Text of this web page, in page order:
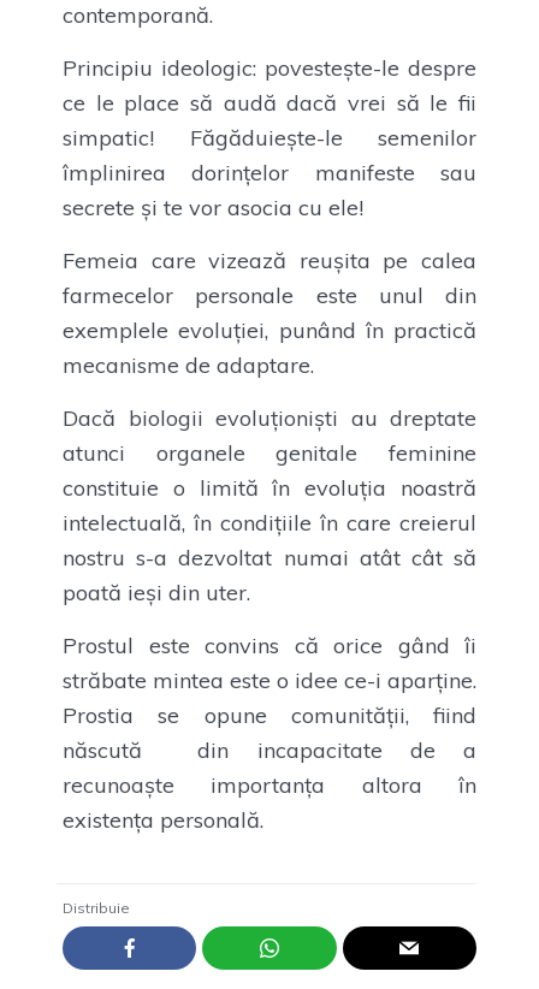
contemporană.
Principiu ideologic: povestește-le despre
ce le place să audă dacă vrei să le fii
simpatic! Făgăduiește-le semenilor
împlinirea dorințelor manifeste sau
secrete și te vor asocia cu ele!
Femeia care vizează reușita pe calea
farmecelor personale este unul din
exemplele evoluției, punând în practică
mecanisme de adaptare.
Dacă biologii evoluţionişti au dreptate
atunci organele genitale feminine
constituie o limită în evoluţia noastră
intelectuală, în condiţiile în care creierul
nostru s-a dezvoltat numai atât cât să
poată ieşi din uter.
Prostul este convins că orice gând îi
străbate mintea este o idee ce-i aparține.
Prostia se opune comunității, fiind
născută din incapacitate de a
recunoaște importanța altora în
existența personală.
Distribuie